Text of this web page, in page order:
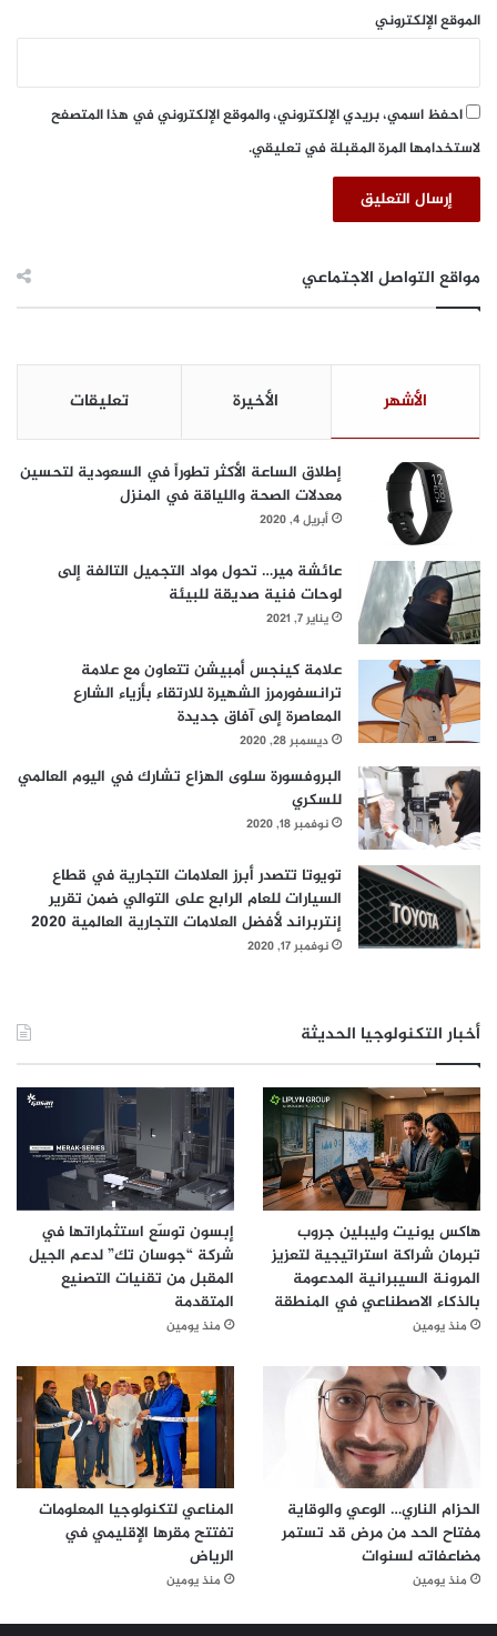
ل
ط
ن
ا
ق
ا
ض
الموقع الإلكتروني
احفظ اسمي، بريدي الإلكتروني، والموقع الإلكتروني في هذا المتصفح
لاستخدامها المرة المقبلة في تعليقي.
مواقع التواصل الاجتماعي
الأشهر الأخيرة تعليقات
إطلاق الساعة الأكثر تطوراً في السعودية لتحسين
معدلات الصحة واللياقة في المنزل
أبريل 4, 2020
عائشة مير… تحول مواد التجميل التالفة إلى
لوحات فنية صديقة للبيئة
يناير 7, 2021
علامة كينجس أمبيشن تتعاون مع علامة
ترانسفورمرز الشهيرة للارتقاء بأزياء الشارع
المعاصرة إلى آفاق جديدة
ديسمبر 28, 2020
البروفسورة سلوى الهزاع تشارك في اليوم العالمي
للسكري
نوفمبر 18, 2020
تويوتا تتصدر أبرز العلامات التجارية في قطاع
السيارات للعام الرابع على التوالي ضمن تقرير
إنتربراند لأفضل العلامات التجارية العالمية 2020
نوفمبر 17, 2020
أخبار التكنولوجيا الحديثة
هاكس يونيت وليبلين جروب
تبرمان شراكة استراتيجية لتعزيز
المرونة السيبرانية المدعومة
بالذكاء الاصطناعي في المنطقة
منذ يومين
إبسون توسّع استثماراتها في
شركة “جوسان تك” لدعم الجيل
المقبل من تقنيات التصنيع
المتقدمة
منذ يومين
الحزام الناري… الوعي والوقاية
مفتاح الحد من مرض قد تستمر
مضاعفاته لسنوات
منذ يومين
المناعي لتكنولوجيا المعلومات
تفتتح مقرها الإقليمي في
الرياض
منذ يومين